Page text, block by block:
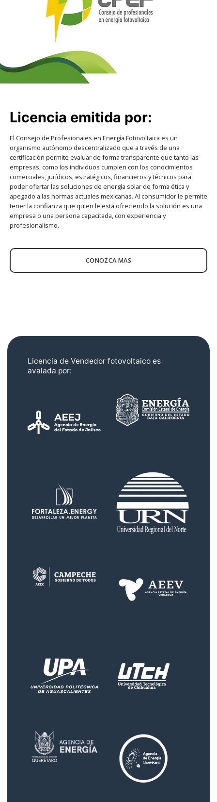
Licencia emitida por:
El Consejo de Profesionales en Energía Fotovoltaica es un
organismo autónomo descentralizado que a través de una
certificación permite evaluar de forma transparente que tanto las
empresas, como los individuos cumplen con los conocimientos
comerciales, jurídicos, estratégicos, financieros y técnicos para
poder ofertar las soluciones de energía solar de forma ética y
apegado a las normas actuales mexicanas. Al consumidor le permite
tener la confianza que quien le está ofreciendo la solución es una
empresa o una persona capacitada, con experiencia y
profesionalismo.
CONOZCA MAS
Licencia de Vendedor fotovoltaico es
avalada por: